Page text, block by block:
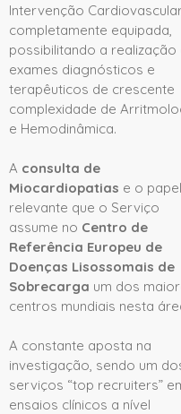
Intervenção
completamente equipada,
possibilitando a realização
exames diagnósticos e
terapêuticos de crescente
complexidade de
e Hemodinâmica.
A consulta de
Miocardiopatias e o papel
relevante que o Serviço
assume no Centro de
Referência Europeu de
Doenças Lisossomais de
Sobrecarga um dos
centros mundiais nesta
A constante aposta na
investigação, sendo um
serviços “top recruiters”
ensaios clínicos a nível